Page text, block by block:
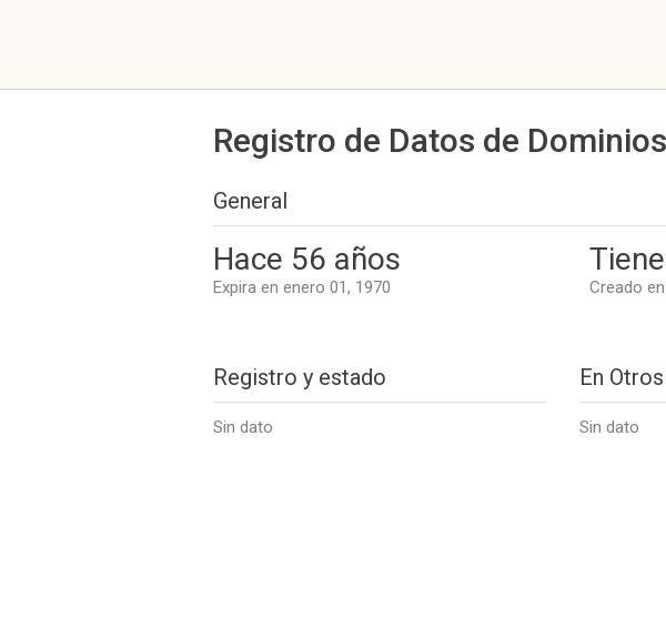
Registro de Datos de Dominios
General
Hace 56 años
Expira en enero 01, 1970 Creado
Registro y estado
Sin dato
En
Sin dato